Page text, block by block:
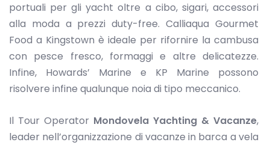
portuali per gli yacht oltre a cibo, sigari, accessori
alla moda a prezzi duty-free. Calliaqua Gourmet
Food a Kingstown è ideale per rifornire la cambusa
con pesce fresco, formaggi e altre delicatezze.
Infine, Howards’ Marine e KP Marine possono
risolvere infine qualunque noia di tipo meccanico.
Il Tour Operator Mondovela Yachting & Vacanze,
leader nell’organizzazione di vacanze in barca a vela